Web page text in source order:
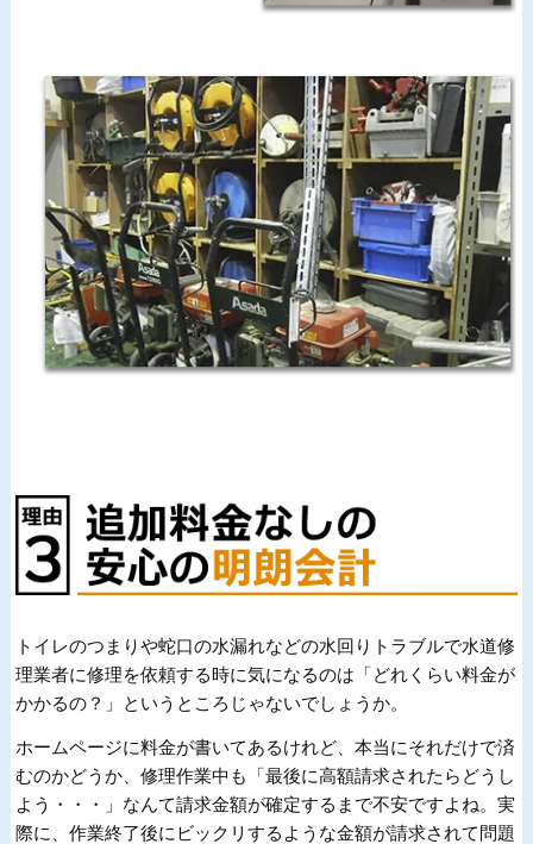
トイレのつまりや蛇口の水漏れなどの水回りトラブルで水道修
理業者に修理を依頼する時に気になるのは「どれくらい料金が
かかるの？」というところじゃないでしょうか。
ホームページに料金が書いてあるけれど、本当にそれだけで済
むのかどうか、修理作業中も「最後に高額請求されたらどうし
よう・・・」なんて請求金額が確定するまで不安ですよね。実
際に、作業終了後にビックリするような金額が請求されて問題